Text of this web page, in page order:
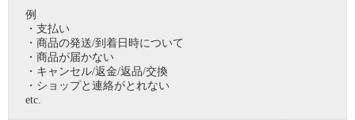
例
・支払い
・商品の発送/到着日時について
・商品が届かない
・キャンセル/返金/返品/交換
・ショップと連絡がとれない
etc.